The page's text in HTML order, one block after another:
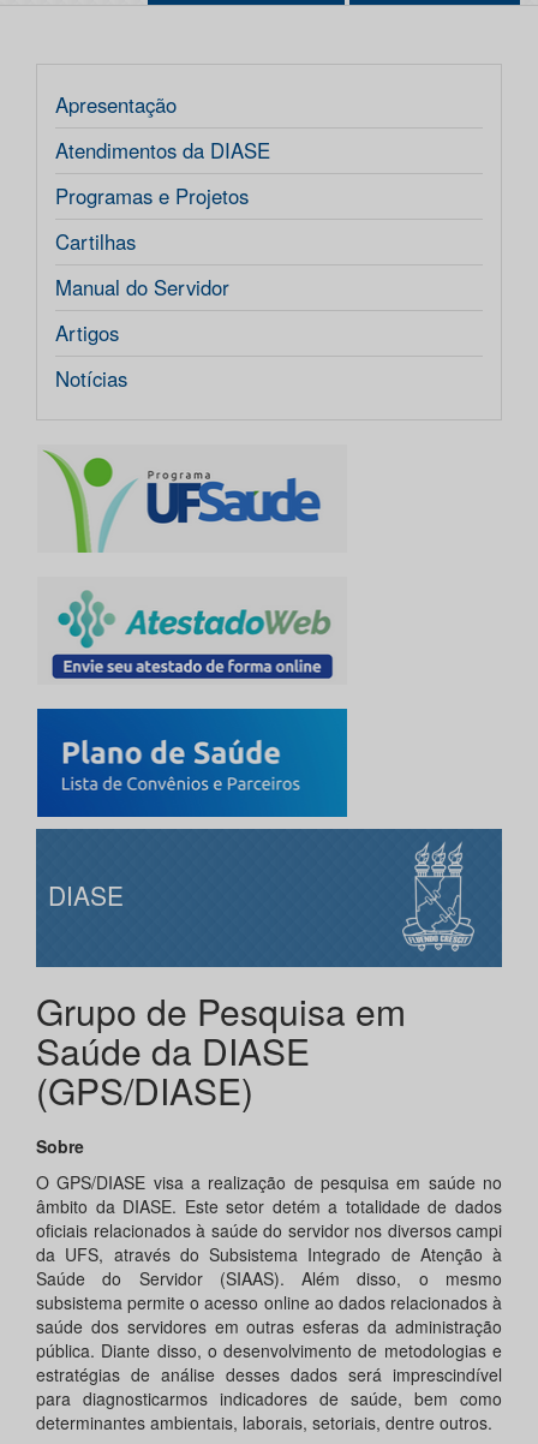
Apresentação
Atendimentos da DIASE
Programas e Projetos
Cartilhas
Manual do Servidor
Artigos
Notícias
DIASE
Grupo de Pesquisa em
Saúde da DIASE
(GPS/DIASE)
Sobre
O GPS/DIASE visa a realização de pesquisa em saúde no
âmbito da DIASE. Este setor detém a totalidade de dados
oficiais relacionados à saúde do servidor nos diversos campi
da UFS, através do Subsistema Integrado de Atenção à
Saúde do Servidor (SIAAS). Além disso, o mesmo
subsistema permite o acesso online ao dados relacionados à
saúde dos servidores em outras esferas da administração
pública. Diante disso, o desenvolvimento de metodologias e
estratégias de análise desses dados será imprescindível
para diagnosticarmos indicadores de saúde, bem como
determinantes ambientais, laborais, setoriais, dentre outros.